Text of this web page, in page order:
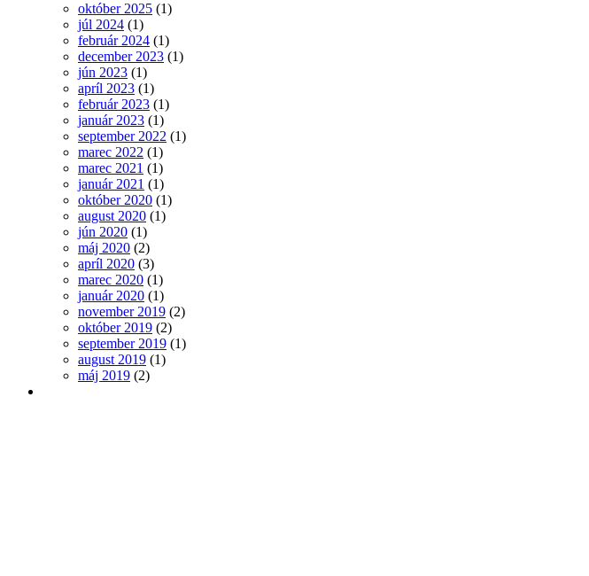
október 2025 (1)
júl 2024 (1)
február 2024 (1)
december 2023 (1)
jún 2023 (1)
apríl 2023 (1)
február 2023 (1)
január 2023 (1)
september 2022 (1)
marec 2022 (1)
marec 2021 (1)
január 2021 (1)
október 2020 (1)
august 2020 (1)
jún 2020 (1)
máj 2020 (2)
apríl 2020 (3)
marec 2020 (1)
január 2020 (1)
november 2019 (2)
október 2019 (2)
september 2019 (1)
august 2019 (1)
máj 2019 (2)